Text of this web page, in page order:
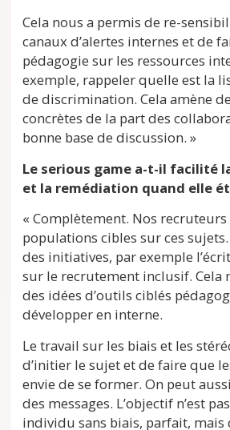
Cela nous a permis de re-
canaux d’alertes internes et de
pédagogie sur les ressources
exemple, rappeler quelle est la
de discrimination. Cela amène
concrètes de la part des
bonne base de discussion. »
Le serious game a-t-il facilité
et la remédiation quand elle
« Complètement. Nos
populations cibles sur ces sujets.
des initiatives, par exemple
sur le recrutement inclusif. Cela
des idées d’outils ciblés
développer en interne.
Le travail sur les biais et les
d’initier le sujet et de faire que
envie de se former. On peut
des messages. L’objectif n’est
individu sans biais, parfait, mais